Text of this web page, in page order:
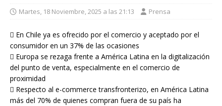
Martes, 18 Noviembre, 2025 a las 21:13 Prensa
 En Chile ya es ofrecido por el comercio y aceptado por el
consumidor en un 37% de las ocasiones
 Europa se rezaga frente a América Latina en la digitalización
del punto de venta, especialmente en el comercio de
proximidad
 Respecto al e-commerce transfronterizo, en América Latina
más del 70% de quienes compran fuera de su país ha